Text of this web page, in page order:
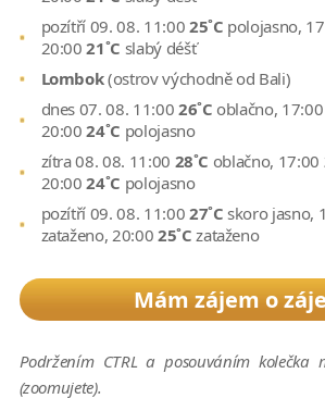
pozítří 09. 08. 11:00 25˚C polojasno,
20:0021˚C slabý déšť
Lombok(ostrov východně od Bali)
dnes 07. 08. 11:00 26˚C oblačno, 17:00
20:0024˚C polojasno
zítra 08. 08. 11:00 28˚C oblačno, 17:00
20:0024˚C polojasno
pozítří 09. 08. 11:00 27˚C skoro jasno,
zataženo, 20:00 25˚C zataženo
Mám zájem o
Podržením CTRL a posouváním kolečka
(zoomujete).